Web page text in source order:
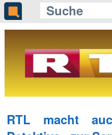
RTL macht